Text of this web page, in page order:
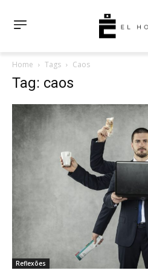
Home Tags Caos
Tag: caos
Reflexões